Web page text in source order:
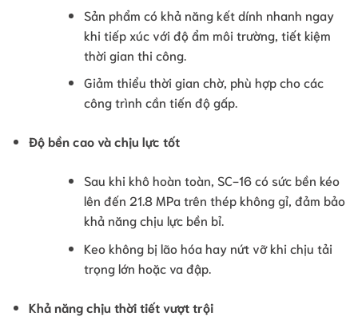
Sản phẩm có khả năng kết dính nhanh ngay
khi tiếp xúc với độ ẩm môi trường, tiết kiệm
thời gian thi công.
Giảm thiểu thời gian chờ, phù hợp cho các
công trình cần tiến độ gấp.
Độ bền cao và chịu lực tốt
Sau khi khô hoàn toàn, SC-16 có sức bền kéo
lên đến 21.8 MPa trên thép không gỉ, đảm bảo
khả năng chịu lực bền bỉ.
Keo không bị lão hóa hay nứt vỡ khi chịu tải
trọng lớn hoặc va đập.
Khả năng chịu thời tiết vượt trội